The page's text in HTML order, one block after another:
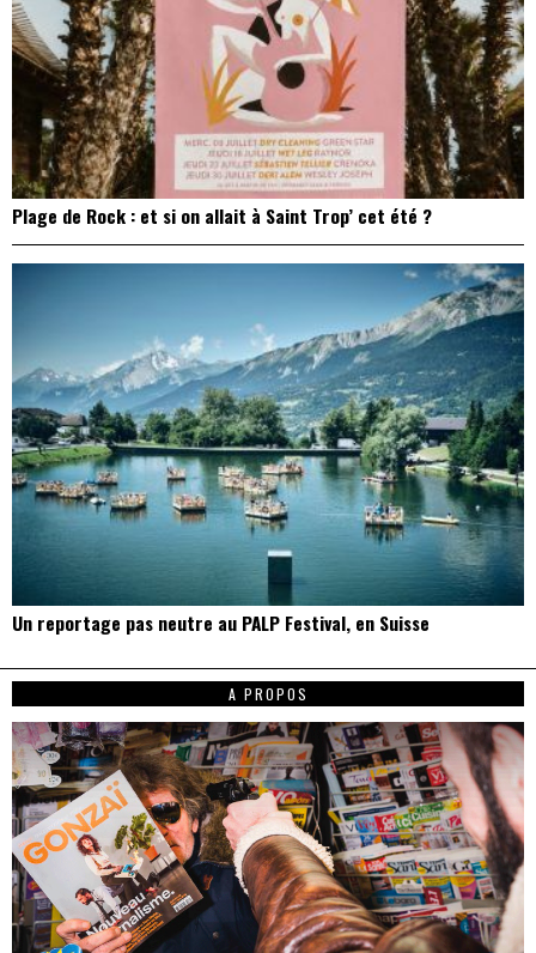
Plage de Rock : et si on allait à Saint Trop’ cet été ?
Un reportage pas neutre au PALP Festival, en Suisse
A PROPOS